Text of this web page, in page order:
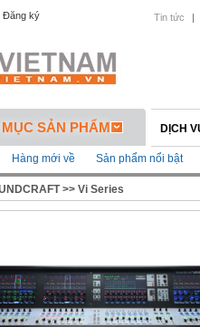
Đăng ký Tin tức |
SẢN PHẨM DỊCH
Hàng mới về Sản phẩm nổi bật
>> Vi Series